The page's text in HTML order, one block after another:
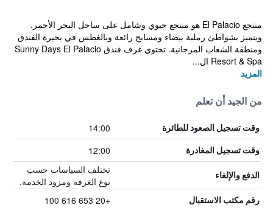
منتجع El Palacio هو منتجع حيوي وشامل على ساحل البحر الأحمر.
ويتميز بشواطئ رملية بيضاء ومسابح رائعة وبالغطس في بحيرة الفندق
ومنطقة الشعاب المرجانية. تحتوي غرف فندق Sunny Days El Palacio
Resort & Spa ال...
المزيد
من الجيد أن تعلم
وقت تسجيل الصعود للطائرة 14:00
وقت تسجيل المغادرة 12:00
الدفع والإلغاء
تختلف السياسات حسب
نوع الغرفة ومزود الخدمة.
رقم مكتب الاستقبال +20 653 616 100